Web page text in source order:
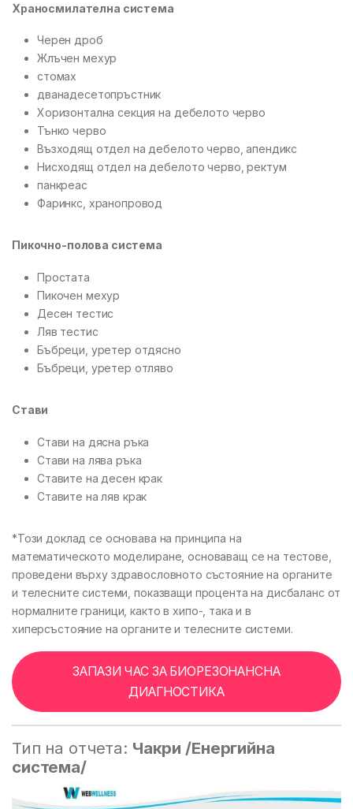
Храносмилателна система
Черен дроб
Жлъчен мехур
стомах
дванадесетопръстник
Хоризонтална секция на дебелото черво
Тънко черво
Възходящ отдел на дебелото черво, апендикс
Нисходящ отдел на дебелото черво, ректум
панкреас
Фаринкс, хранопровод
Пикочно-полова система
Простата
Пикочен мехур
Десен тестис
Ляв тестис
Бъбреци, уретер отдясно
Бъбреци, уретер отляво
Стави
Стави на дясна ръка
Стави на лява ръка
Ставите на десен крак
Ставите на ляв крак
*Този доклад се основава на принципа на
математическото моделиране, основаващ се на тестове,
проведени върху здравословното състояние на органите
и телесните системи, показващи процента на дисбаланс от
нормалните граници, както в хипо-, така и в
хиперсъстояние на органите и телесните системи.
ЗАПАЗИ ЧАС ЗА БИОРЕЗОНАНСНА
ДИАГНОСТИКА
Тип на отчета: Чакри /Енергийна
система/